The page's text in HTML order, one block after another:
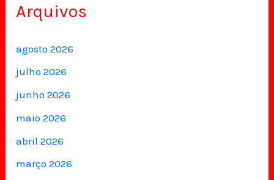
Arquivos
agosto 2026
julho 2026
junho 2026
maio 2026
abril 2026
março 2026